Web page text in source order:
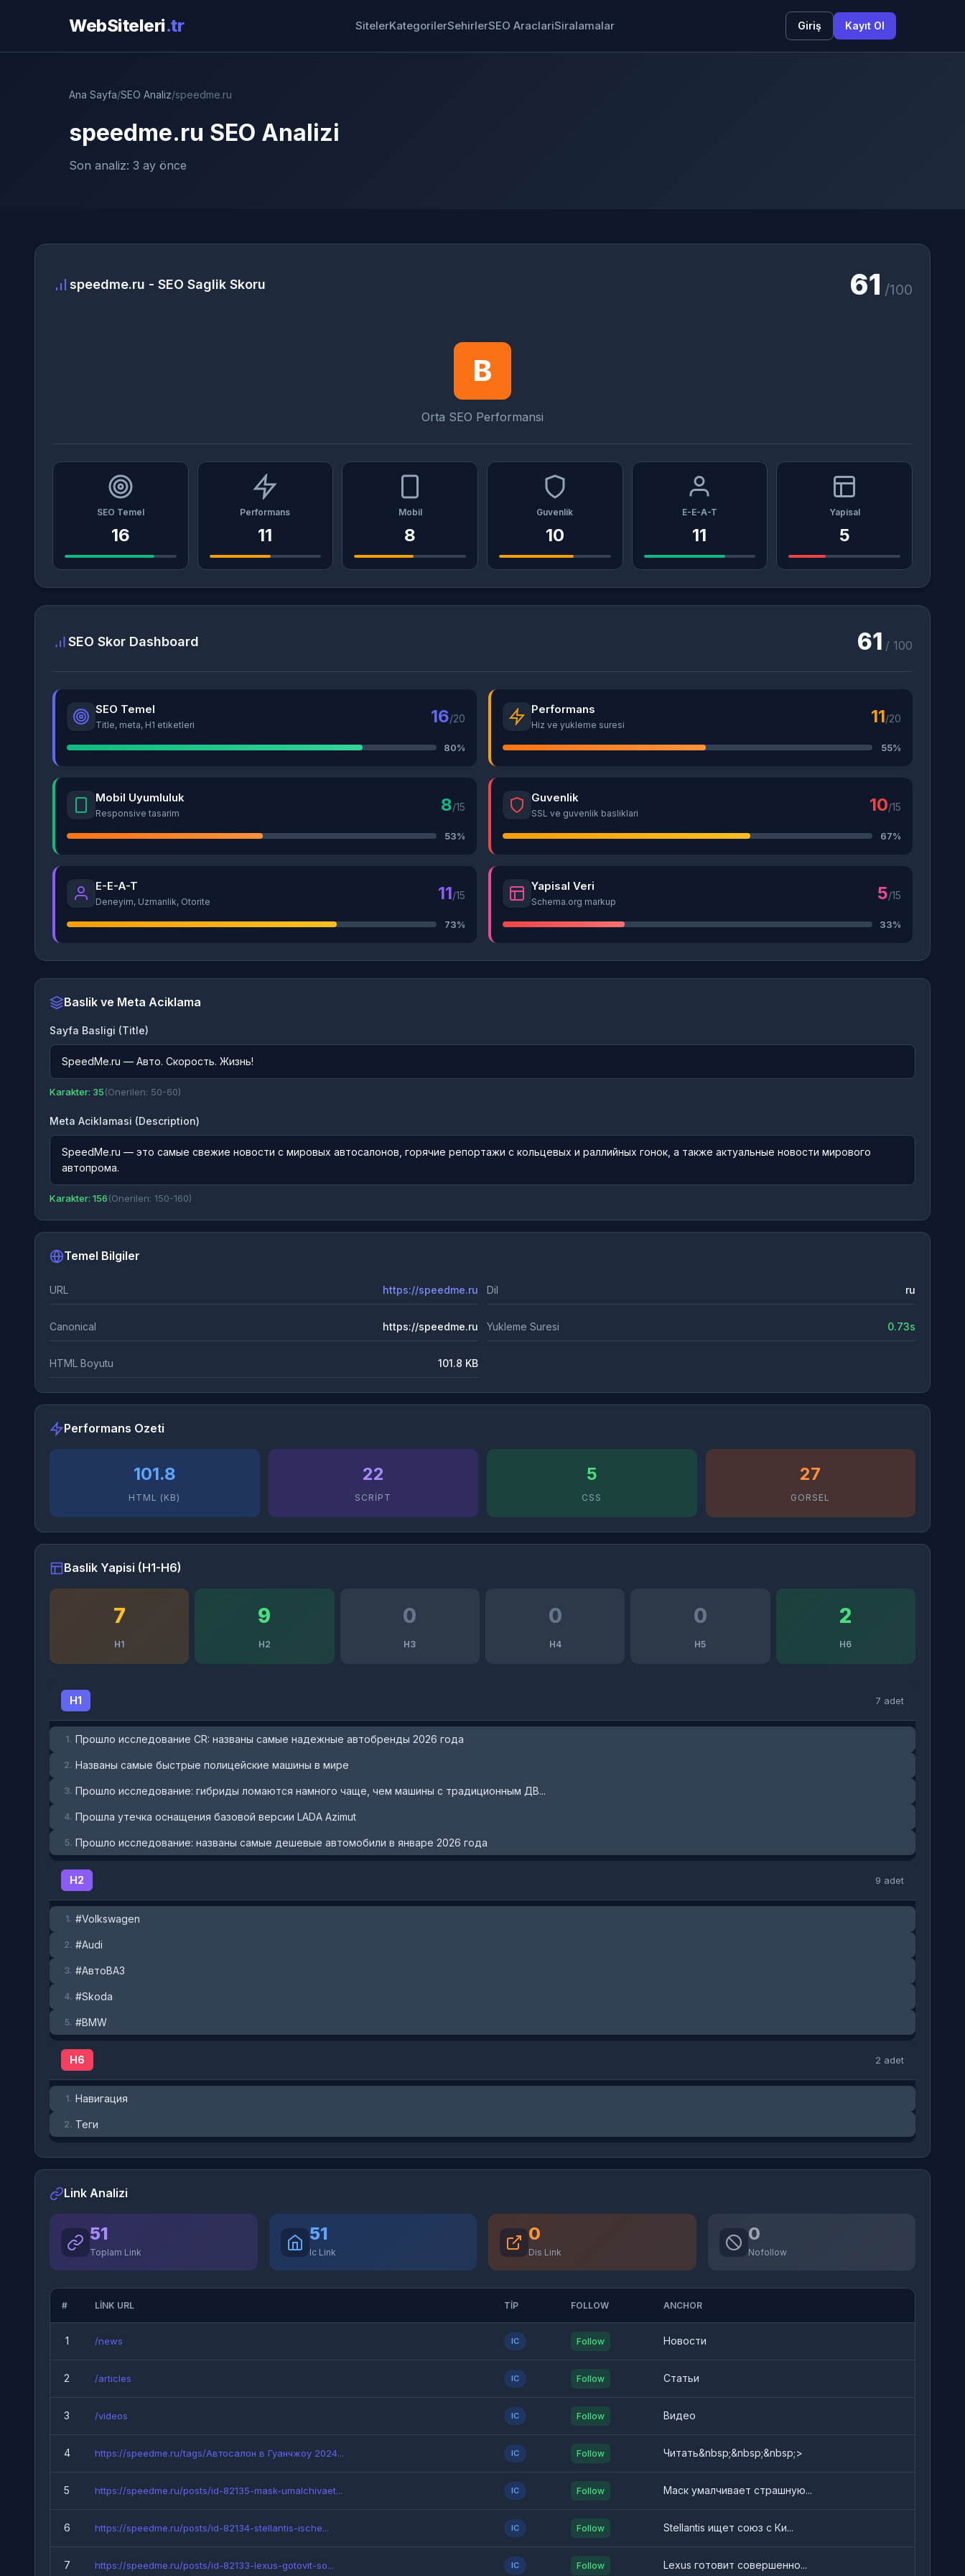
WebSiteleri.tr SitelerKategorilerSehirlerSEO AraclariSiralamalar Giriş Kayıt Ol
Ana Sayfa/SEO Analiz/speedme.ru
speedme.ru SEO Analizi
Son analiz: 3 ay önce
speedme.ru - SEO Saglik Skoru 61 /100
B
Orta SEO Performansi
SEO Temel
16
Performans
11
Mobil
8
Guvenlik
10
E-E-A-T
11
Yapisal
5
SEO Skor Dashboard 61 / 100
SEO Temel
Title, meta, H1 etiketleri 16/20
80%
Performans
Hiz ve yukleme suresi 11/20
55%
Mobil Uyumluluk
Responsive tasarim 8/15
53%
Guvenlik
SSL ve guvenlik basliklari 10/15
67%
E-E-A-T
Deneyim, Uzmanlik, Otorite 11/15
73%
Yapisal Veri
Schema.org markup 5/15
33%
Baslik ve Meta Aciklama
Sayfa Basligi (Title)
SpeedMe.ru — Авто. Скорость. Жизнь!
Karakter: 35(Onerilen: 50-60)
Meta Aciklamasi (Description)
SpeedMe.ru — это самые свежие новости с мировых автосалонов, горячие репортажи с кольцевых и раллийных гонок, а также актуальные новости мирового
автопрома.
Karakter: 156(Onerilen: 150-160)
Temel Bilgiler
URL https://speedme.ru Dil ru
Canonical https://speedme.ru Yukleme Suresi 0.73s
HTML Boyutu 101.8 KB
Performans Ozeti
101.8
HTML (KB)
22
SCRIPT
5
CSS
27
GORSEL
Baslik Yapisi (H1-H6)
7
H1
9
H2
0
H3
0
H4
0
H5
2
H6
H1 7 adet
1. Прошло исследование CR: названы самые надежные автобренды 2026 года
2. Названы самые быстрые полицейские машины в мире
3. Прошло исследование: гибриды ломаются намного чаще, чем машины с традиционным ДВ...
4. Прошла утечка оснащения базовой версии LADA Azimut
5. Прошло исследование: названы самые дешевые автомобили в январе 2026 года
H2 9 adet
1. #Volkswagen
2. #Audi
3. #АвтоВАЗ
4. #Skoda
5. #BMW
H6 2 adet
1. Навигация
2. Теги
Link Analizi
51
Toplam Link
51
Ic Link
0
Dis Link
0
Nofollow
# LINK URL TIP FOLLOW ANCHOR
1 /news IC Follow Новости
2 /articles IC Follow Статьи
3 /videos IC Follow Видео
4 https://speedme.ru/tags/Автосалон в Гуанчжоу 2024... IC Follow Читать&nbsp;&nbsp;&nbsp;>
5 https://speedme.ru/posts/id-82135-mask-umalchivaet... IC Follow Маск умалчивает страшную...
6 https://speedme.ru/posts/id-82134-stellantis-ische... IC Follow Stellantis ищет союз с Ки...
7 https://speedme.ru/posts/id-82133-lexus-gotovit-so... IC Follow Lexus готовит совершенно...